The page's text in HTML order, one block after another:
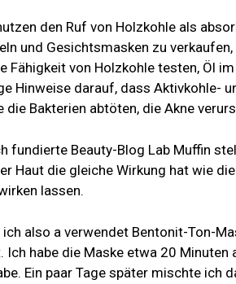
den Ruf von Holzkohle als
und Gesichtsmasken zu
Fähigkeit von Holzkohle testen, Öl
Hinweise darauf, dass Aktivkohle-
die Bakterien abtöten, die Akne
fundierte Beauty-Blog Lab Muffin
Haut die gleiche Wirkung hat wie
lassen.
ich also a verwendet Bentonit-Ton-
Ich habe die Maske etwa 20
Ein paar Tage später mischte ich